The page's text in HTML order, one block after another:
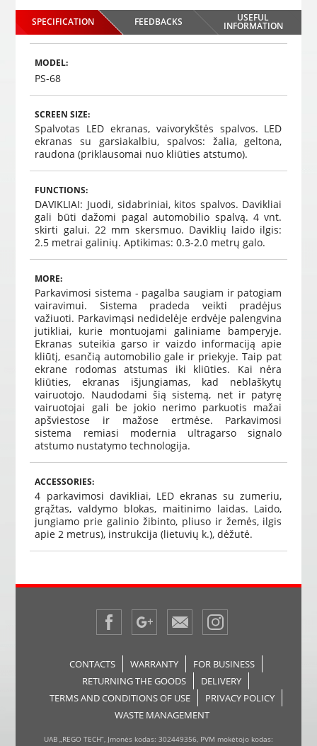
SPECIFICATION FEEDBACKS USEFUL
INFORMATION
MODEL:
PS-68
SCREEN SIZE:
Spalvotas LED ekranas, vaivorykštės spalvos. LED
ekranas su garsiakalbiu, spalvos: žalia, geltona,
raudona (priklausomai nuo kliūties atstumo).
FUNCTIONS:
DAVIKLIAI: Juodi, sidabriniai, kitos spalvos. Davikliai
gali būti dažomi pagal automobilio spalvą. 4 vnt.
skirti galui. 22 mm skersmuo. Daviklių laido ilgis:
2.5 metrai galinių. Aptikimas: 0.3-2.0 metrų galo.
MORE:
Parkavimosi sistema - pagalba saugiam ir patogiam
vairavimui. Sistema pradeda veikti pradėjus
važiuoti. Parkavimąsi nedidelėje erdvėje palengvina
jutikliai, kurie montuojami galiniame bamperyje.
Ekranas suteikia garso ir vaizdo informaciją apie
kliūtį, esančią automobilio gale ir priekyje. Taip pat
ekrane rodomas atstumas iki kliūties. Kai nėra
kliūties, ekranas išjungiamas, kad neblaškytų
vairuotojo. Naudodami šią sistemą, net ir patyrę
vairuotojai gali be jokio nerimo parkuotis mažai
apšviestose ir mažose ertmėse. Parkavimosi
sistema remiasi modernia ultragarso signalo
atstumo nustatymo technologija.
ACCESSORIES:
4 parkavimosi davikliai, LED ekranas su zumeriu,
grąžtas, valdymo blokas, maitinimo laidas. Laido,
jungiamo prie galinio žibinto, pliuso ir žemės, ilgis
apie 2 metrus), instrukcija (lietuvių k.), dėžutė.
CONTACTS WARRANTY
FOR BUSINESS
RETURNING THE GOODS
DELIVERY
TERMS AND CONDITIONS OF USE
PRIVACY POLICY
WASTE MANAGEMENT
UAB „REGO TECH“, Įmonės kodas: 302449356, PVM mokėtojo kodas: